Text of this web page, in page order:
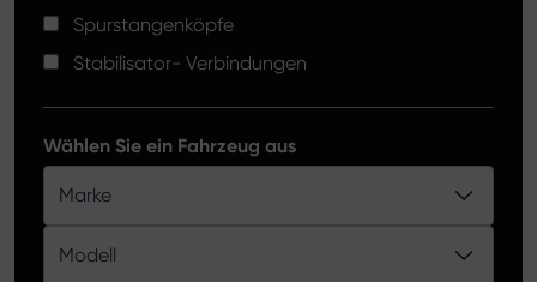
Bremsklötze Silver Ceramic
Produktkatalog
KontaktSpurstangenköpfe
Stabilisator- Verbindungen
Wählen Sie ein Fahrzeug aus
Marke
Modell